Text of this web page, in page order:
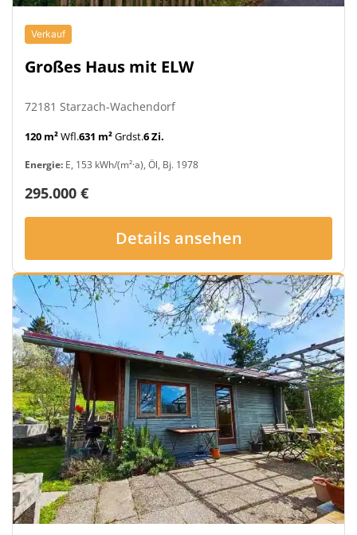
Verkauf
Großes Haus mit ELW
72181 Starzach-Wachendorf
120 m²Wfl.631 m²Grdst.6 Zi.
Energie: E, 153 kWh/(m²·a), Öl, Bj. 1978
295.000 €
Details ansehen